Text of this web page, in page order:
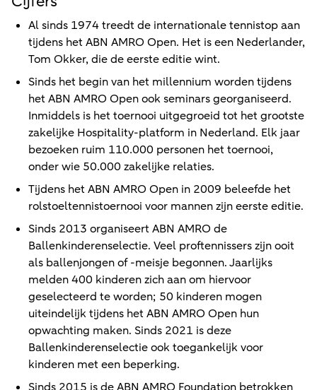
Al sinds 1974 treedt de internationale tennistop aan
tijdens het ABN AMRO Open. Het is een Nederlander,
Tom Okker, die de eerste editie wint.
Sinds het begin van het millennium worden tijdens
het ABN AMRO Open ook seminars georganiseerd.
Inmiddels is het toernooi uitgegroeid tot het grootste
zakelijke Hospitality-platform in Nederland. Elk jaar
bezoeken ruim 110.000 personen het toernooi,
onder wie 50.000 zakelijke relaties.
Tijdens het ABN AMRO Open in 2009 beleefde het
rolstoeltennistoernooi voor mannen zijn eerste editie.
Sinds 2013 organiseert ABN AMRO de
Ballenkinderenselectie. Veel proftennissers zijn ooit
als ballenjongen of -meisje begonnen. Jaarlijks
melden 400 kinderen zich aan om hiervoor
geselecteerd te worden; 50 kinderen mogen
uiteindelijk tijdens het ABN AMRO Open hun
opwachting maken. Sinds 2021 is deze
Ballenkinderenselectie ook toegankelijk voor
kinderen met een beperking.